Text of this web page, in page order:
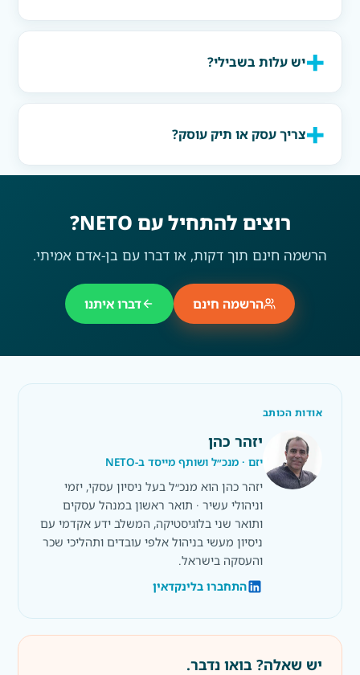
יש עלות בשבילי?
צריך עסק או תיק עוסק?
רוצים להתחיל עם NETO?
הרשמה חינם תוך דקות, או דברו עם בן-אדם אמיתי.
הרשמה חינם דברו איתנו
אודות הכותב
יזהר כהן
יזם · מנכ״ל ושותף מייסד ב-NETO
יזהר כהן הוא מנכ״ל בעל ניסיון עסקי, יזמי
וניהולי עשיר · תואר ראשון במנהל עסקים
ותואר שני בלוגיסטיקה, המשלב ידע אקדמי עם
ניסיון מעשי בניהול אלפי עובדים ותהליכי שכר
והעסקה בישראל.
התחברו בלינקדאין
יש שאלה? בואו נדבר.